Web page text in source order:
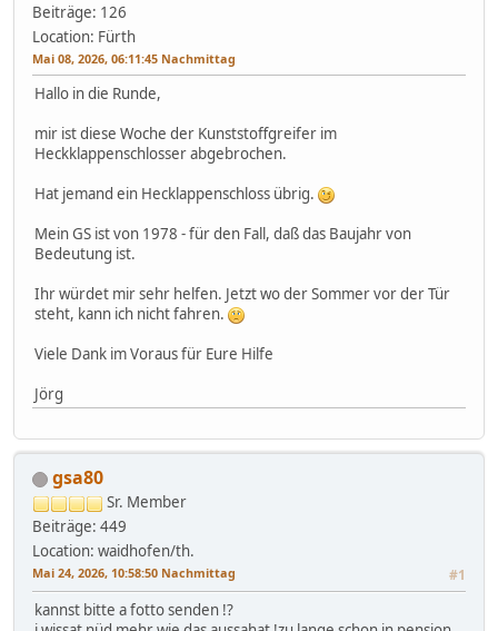
Beiträge: 126
Location: Fürth
Mai 08, 2026, 06:11:45 Nachmittag
Hallo in die Runde,
mir ist diese Woche der Kunststoffgreifer im
Heckklappenschlosser abgebrochen.
Hat jemand ein Hecklappenschloss übrig.
Mein GS ist von 1978 - für den Fall, daß das Baujahr von
Bedeutung ist.
Ihr würdet mir sehr helfen. Jetzt wo der Sommer vor der Tür
steht, kann ich nicht fahren.
Viele Dank im Voraus für Eure Hilfe
Jörg
gsa80
Sr. Member
Beiträge: 449
Location: waidhofen/th.
Mai 24, 2026, 10:58:50 Nachmittag #1
kannst bitte a fotto senden !?